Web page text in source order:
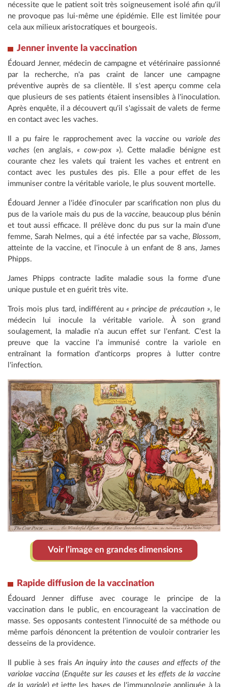
nécessite que le patient soit très soigneusement isolé afin qu'il
ne provoque pas lui-même une épidémie. Elle est limitée pour
cela aux milieux aristocratiques et bourgeois.
Jenner invente la vaccination
Édouard Jenner, médecin de campagne et vétérinaire passionné
par la recherche, n'a pas craint de lancer une campagne
préventive auprès de sa clientèle. Il s'est aperçu comme cela
que plusieurs de ses patients étaient insensibles à l'inoculation.
Après enquête, il a découvert qu'il s'agissait de valets de ferme
en contact avec les vaches.
Il a pu faire le rapprochement avec la vaccineou variole des
vaches (en anglais, « cow-pox »). Cette maladie bénigne est
courante chez les valets qui traient les vaches et entrent en
contact avec les pustules des pis. Elle a pour effet de les
immuniser contre la véritable variole, le plus souvent mortelle.
Édouard Jenner a l'idée d'inoculer par scarification non plus du
pus de la variole mais du pus de lavaccine, beaucoup plus bénin
et tout aussi efficace. Il prélève donc du pus sur la main d'une
femme, Sarah Nelmes, qui a été infectée par sa vache, Blossom,
atteinte de la vaccine, et l'inocule à un enfant de 8 ans, James
Phipps.
James Phipps contracte ladite maladie sous la forme d'une
unique pustule et en guérit très vite.
Trois mois plus tard, indifférent au« principe de précaution », le
médecin lui inocule la véritable variole. À son grand
soulagement, la maladie n'a aucun effet sur l'enfant. C'est la
preuve que la vaccine l'a immunisé contre la variole en
entraînant la formation d'anticorps propres à lutter contre
l'infection.
Voir l’image en grandes dimensions
Rapide diffusion de la vaccination
Édouard Jenner diffuse avec courage le principe de la
vaccination dans le public, en encourageant la vaccination de
masse. Ses opposants contestent l'innocuité de sa méthode ou
même parfois dénoncent la prétention de vouloir contrarier les
desseins de la providence.
Il publie à ses frais An inquiry into the causes and effects of the
variolae vaccina (Enquête sur les causes et les effets de la vaccine
de la variole) et jette les bases de l'immunologie appliquée à la